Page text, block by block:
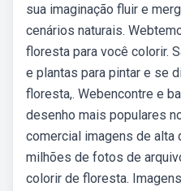
sua imaginação fluir e
cenários naturais.
floresta para você colorir.
e plantas para pintar e se
floresta,. Webencontre e
desenho mais populares
comercial imagens de alta
milhões de fotos de
colorir de floresta.